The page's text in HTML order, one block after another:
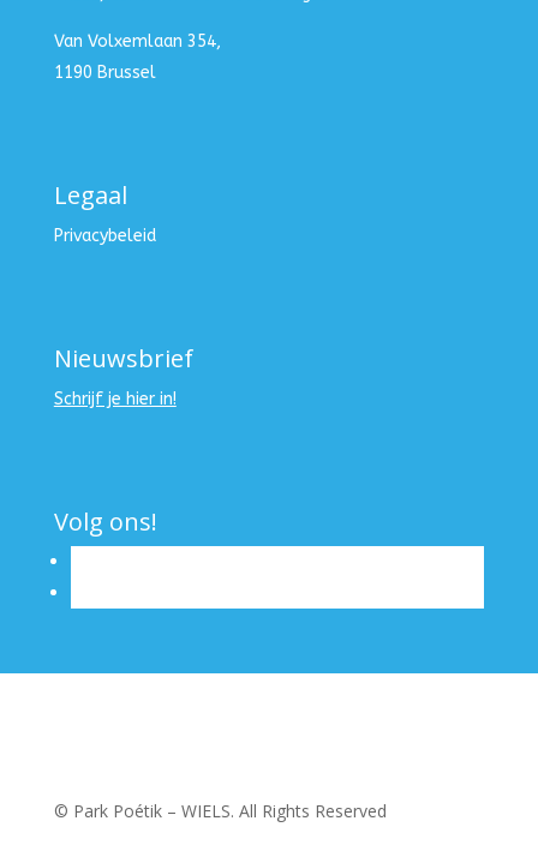
Van Volxemlaan 354,
1190 Brussel
Legaal
Privacybeleid
Nieuwsbrief
Schrijf je hier in!
Volg ons!
© Park Poétik – WIELS. All Rights Reserved